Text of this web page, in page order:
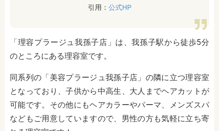
引用： 公式HP
「理容プラージュ我孫子店」は、我孫子駅から徒歩5分
のところにある理容室です。
同系列の「美容プラージュ我孫子店」の隣に立つ理容室
となっており、子供から中高生、大人までヘアカットが
可能です。その他にもヘアカラーやパーマ、メンズスパ
などもご用意していますので、男性の方も気軽に立ち寄